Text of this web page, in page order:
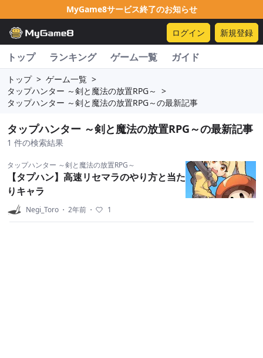
MyGame8サービス終了のお知らせ
ログイン 新規登録
トップ ランキング ゲーム一覧 ガイド
トップ > ゲーム一覧 >
タップハンター ～剣と魔法の放置RPG～ >
タップハンター ～剣と魔法の放置RPG～の最新記事
タップハンター ～剣と魔法の放置RPG～の最新記事
1 件の検索結果
タップハンター ～剣と魔法の放置RPG～
【タプハン】高速リセマラのやり方と当た
りキャラ
Negi_Toro ・ 2年前 ・ 1